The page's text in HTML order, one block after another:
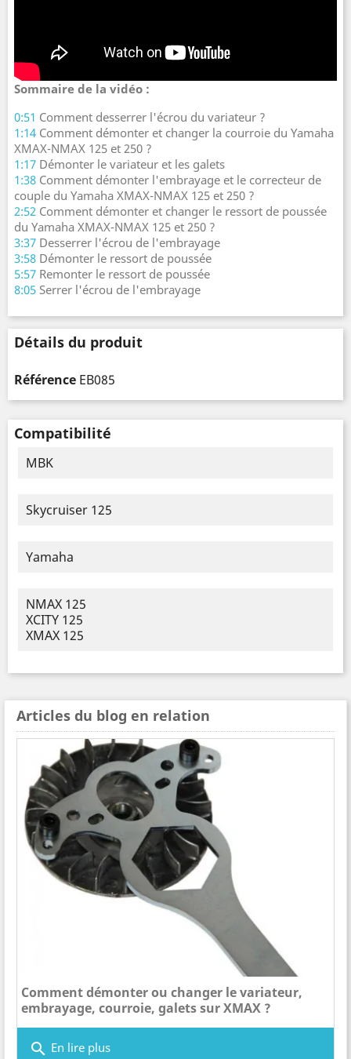
Sommaire de la vidéo :
0:51 Comment desserrer l'écrou du variateur ?
1:14 Comment démonter et changer la courroie du Yamaha
XMAX-NMAX 125 et 250 ?
1:17 Démonter le variateur et les galets
1:38 Comment démonter l'embrayage et le correcteur de
couple du Yamaha XMAX-NMAX 125 et 250 ?
2:52 Comment démonter et changer le ressort de poussée
du Yamaha XMAX-NMAX 125 et 250 ?
3:37 Desserrer l'écrou de l'embrayage
3:58 Démonter le ressort de poussée
5:57 Remonter le ressort de poussée
8:05 Serrer l'écrou de l'embrayage
Détails du produit
Référence EB085
Compatibilité
MBK
Skycruiser 125
Yamaha
NMAX 125
XCITY 125
XMAX 125
Articles du blog en relation
Comment démonter ou changer le variateur,
embrayage, courroie, galets sur XMAX ?
search En lire plus